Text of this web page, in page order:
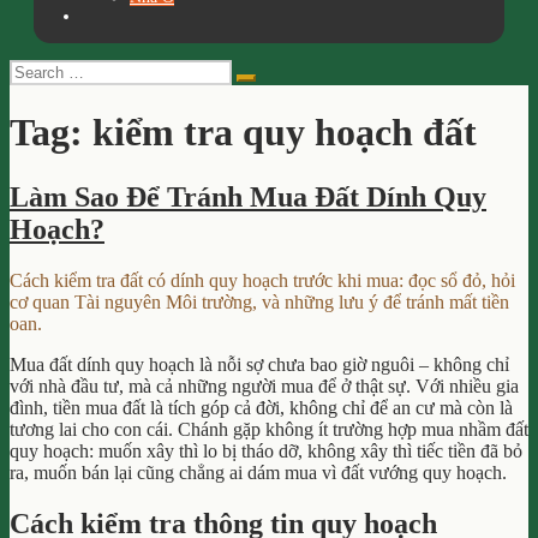
Search
for:
Search
Tag: kiểm tra quy hoạch đất
Làm Sao Để Tránh Mua Đất Dính Quy
Hoạch?
Cách kiểm tra đất có dính quy hoạch trước khi mua: đọc sổ đỏ, hỏi
cơ quan Tài nguyên Môi trường, và những lưu ý để tránh mất tiền
oan.
Mua đất dính quy hoạch là nỗi sợ chưa bao giờ nguôi – không chỉ
với nhà đầu tư, mà cả những người mua để ở thật sự. Với nhiều gia
đình, tiền mua đất là tích góp cả đời, không chỉ để an cư mà còn là
tương lai cho con cái. Chánh gặp không ít trường hợp mua nhầm đất
quy hoạch: muốn xây thì lo bị tháo dỡ, không xây thì tiếc tiền đã bỏ
ra, muốn bán lại cũng chẳng ai dám mua vì đất vướng quy hoạch.
Cách kiểm tra thông tin quy hoạch